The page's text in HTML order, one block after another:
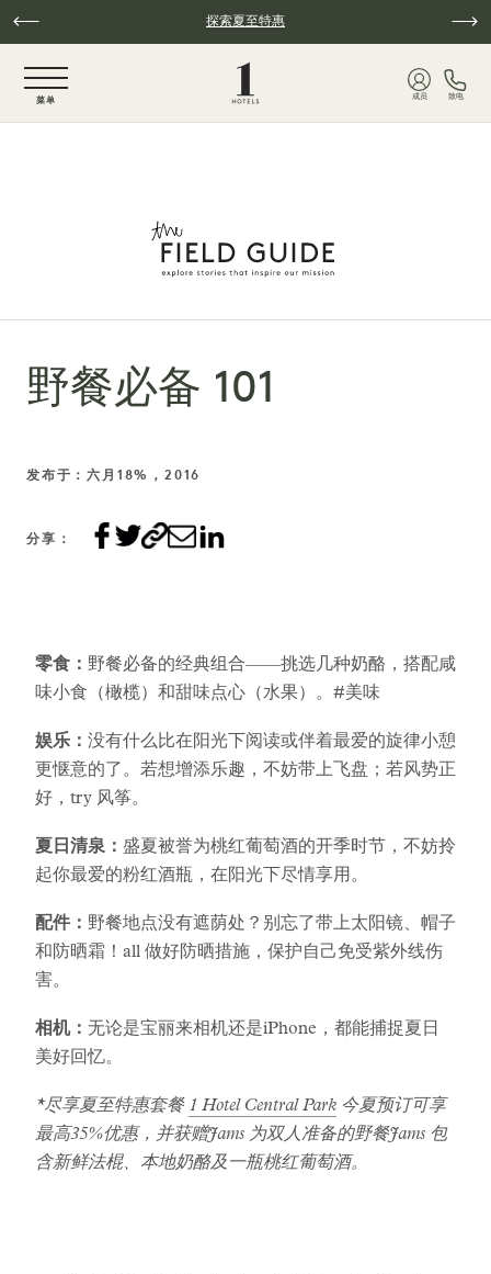
跳至主要内容 探索夏至特惠
菜单
成员 致电
野餐必备 101
发布于：六月18%，2016
分享：
零食： 野餐必备的经典组合——挑选几种奶酪，搭配咸
味小食（橄榄）和甜味点心（水果）。#美味
娱乐： 没有什么比在阳光下阅读或伴着最爱的旋律小憩
更惬意的了。若想增添乐趣，不妨带上飞盘；若风势正
好，try 风筝。
夏日清泉： 盛夏被誉为桃红葡萄酒的开季时节，不妨拎
起你最爱的粉红酒瓶，在阳光下尽情享用。
配件： 野餐地点没有遮荫处？别忘了带上太阳镜、帽子
和防晒霜！all 做好防晒措施，保护自己免受紫外线伤
害。
相机： 无论是宝丽来相机还是iPhone，都能捕捉夏日
美好回忆。
*尽享夏至特惠套餐 1 Hotel Central Park 今夏预订可享
最高35%优惠，并获赠Jams 为双人准备的野餐Jams 包
含新鲜法棍、本地奶酪及一瓶桃红葡萄酒。